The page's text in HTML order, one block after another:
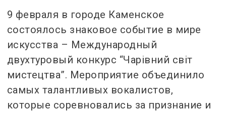
9 февраля в городе Каменское
состоялось знаковое событие в мире
искусства – Международный
двухтуровый конкурс “Чарівний світ
мистецтва”. Мероприятие объединило
самых талантливых вокалистов,
которые соревновались за признание и